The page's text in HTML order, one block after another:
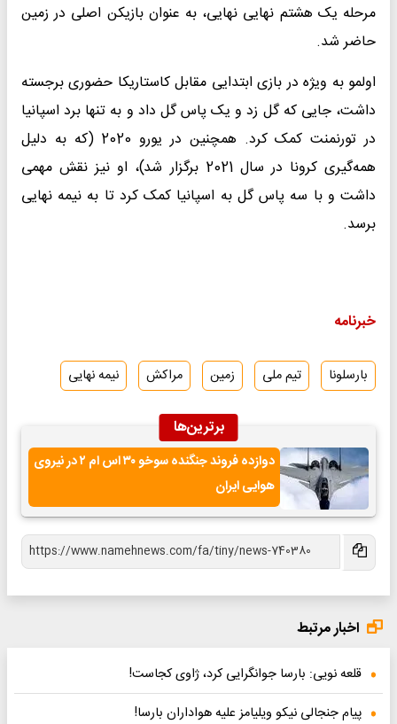
مرحله یک هشتم نهایی نهایی، به عنوان بازیکن اصلی در زمین
حاضر شد.
اولمو به ویژه در بازی ابتدایی مقابل کاستاریکا حضوری برجسته
داشت، جایی که گل زد و یک پاس گل داد و به تنها برد اسپانیا
در تورنمنت کمک کرد. همچنین در یورو 2020 (که به دلیل
همه‌گیری کرونا در سال 2021 برگزار شد)، او نیز نقش مهمی
داشت و با سه پاس گل به اسپانیا کمک کرد تا به نیمه نهایی
برسد.
خبرنامه
بارسلونا تیم ملی زمین مراکش نیمه نهایی
برترین‌ها
دوازده فروند جنگنده سوخو ۳۰ اس ام ۲ در نیروی
هوایی ایران
اخبار مرتبط
قلعه نویی: بارسا جوانگرایی کرد، ژاوی کجاست!
پیام جنجالی نیکو ویلیامز علیه هواداران بارسا!